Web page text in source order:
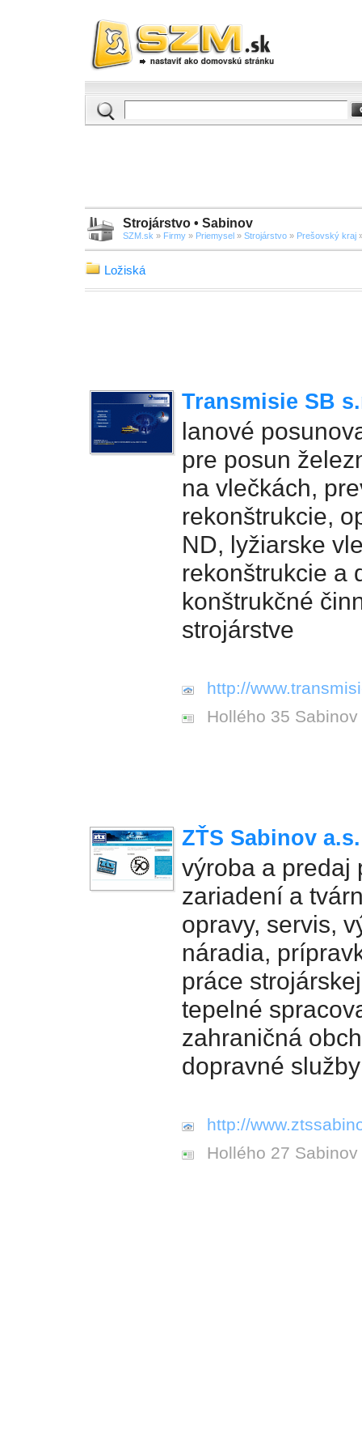
Strojárstvo • Sabinov
SZM.sk » Firmy » Priemysel » Strojárstvo » Prešovský kraj
Ložiská
Transmisie SB
lanové
pre posun
na vlečkách,
rekonštrukcie,
ND, lyžiarske
rekonštrukcie a
konštrukčné
strojárstve
http://
Hollého 35 Sabinov
ZŤS Sabinov a.s.
výroba a predaj
zariadení a
opravy, servis,
náradia,
práce
tepelné
zahraničná
dopravné služby
http://
Hollého 27 Sabinov